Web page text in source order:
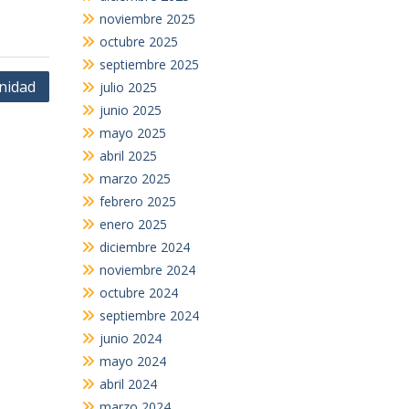
noviembre 2025
octubre 2025
septiembre 2025
julio 2025
junio 2025
mayo 2025
abril 2025
marzo 2025
febrero 2025
enero 2025
diciembre 2024
noviembre 2024
octubre 2024
septiembre 2024
junio 2024
mayo 2024
abril 2024